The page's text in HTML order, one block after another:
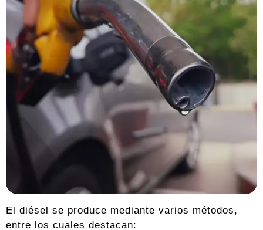
El diésel se produce mediante varios métodos,
entre los cuales destacan: